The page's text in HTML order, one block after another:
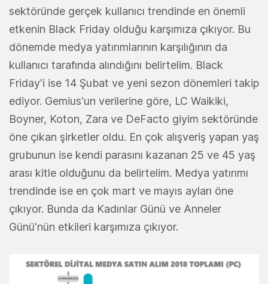
sektöründe gerçek kullanıcı trendinde en önemli
etkenin Black Friday olduğu karşımıza çıkıyor. Bu
dönemde medya yatırımlarının karşılığının da
kullanıcı tarafında alındığını belirtelim. Black
Friday'i ise 14 Şubat ve yeni sezon dönemleri takip
ediyor. Gemius'un verilerine göre, LC Waikiki,
Boyner, Koton, Zara ve DeFacto giyim sektöründe
öne çıkan şirketler oldu. En çok alışveriş yapan yaş
grubunun ise kendi parasını kazanan 25 ve 45 yaş
arası kitle olduğunu da belirtelim. Medya yatırımı
trendinde ise en çok mart ve mayıs ayları öne
çıkıyor. Bunda da Kadınlar Günü ve Anneler
Günü'nün etkileri karşımıza çıkıyor.